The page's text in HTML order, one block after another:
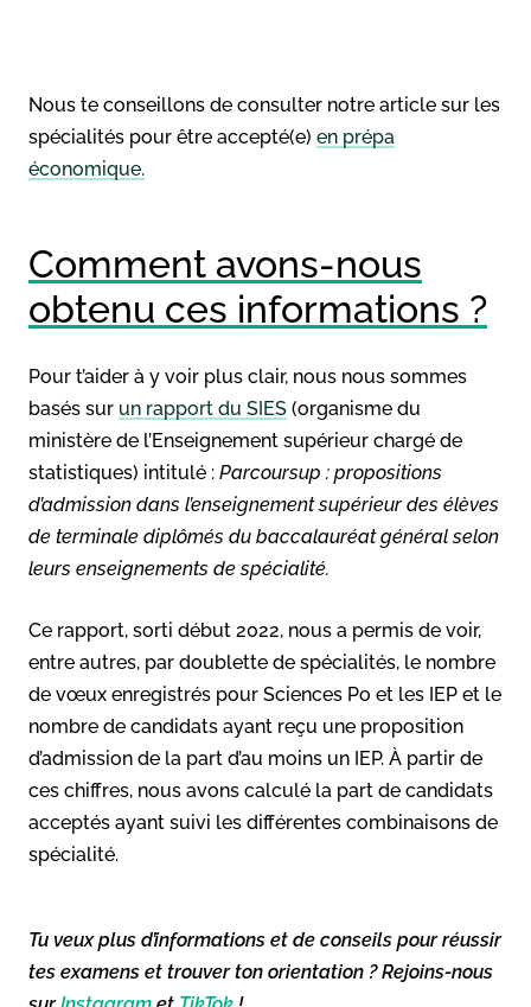
Nous te conseillons de consulter notre article sur les
spécialités pour être accepté(e) en prépa
économique.
Comment avons-nous
obtenu ces informations ?
Pour t’aider à y voir plus clair, nous nous sommes
basés sur un rapport du SIES (organisme du
ministère de l’Enseignement supérieur chargé de
statistiques) intitulé : Parcoursup : propositions
d’admission dans l’enseignement supérieur des élèves
de terminale diplômés du baccalauréat général selon
leurs enseignements de spécialité.
Ce rapport, sorti début 2022, nous a permis de voir,
entre autres, par doublette de spécialités, le nombre
de vœux enregistrés pour Sciences Po et les IEP et le
nombre de candidats ayant reçu une proposition
d’admission de la part d’au moins un IEP. À partir de
ces chiffres, nous avons calculé la part de candidats
acceptés ayant suivi les différentes combinaisons de
spécialité.
Tu veux plus d’informations et de conseils pour réussir
tes examens et trouver ton orientation ? Rejoins-nous